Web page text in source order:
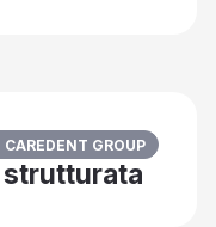
CAREDENT GROUP
strutturata